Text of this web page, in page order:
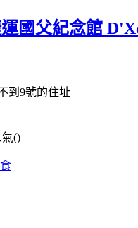
國父紀念館
到9號的住址
氣()